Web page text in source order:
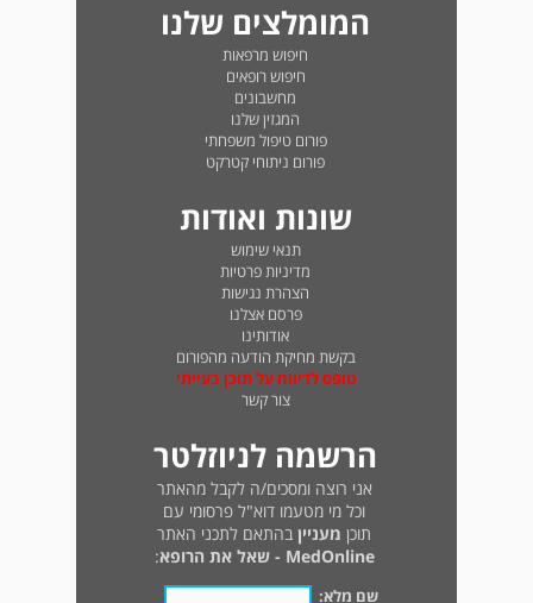
המומלצים שלנו
חיפוש מרפאות
חיפוש רופאים
מחשבונים
המגזין שלנו
פורום טיפול משפחתי
פורום ניתוחי קטרקט
שונות ואודות
תנאי שימוש
מדיניות פרטיות
הצהרת נגישות
פרסם אצלנו
אודותינו
בקשת מחיקת הודעה מהפורום
טופס לדיווח על תוכן בעייתי
צור קשר
הרשמה לניוזלטר
אני רוצה ומסכים/ה לקבל מהאתר
וכל מי מטעמו דוא"ל פרסומי עם
תוכן מעניין בהתאם לתכני האתר
MedOnline - שאל את הרופא
:
שם מלא: